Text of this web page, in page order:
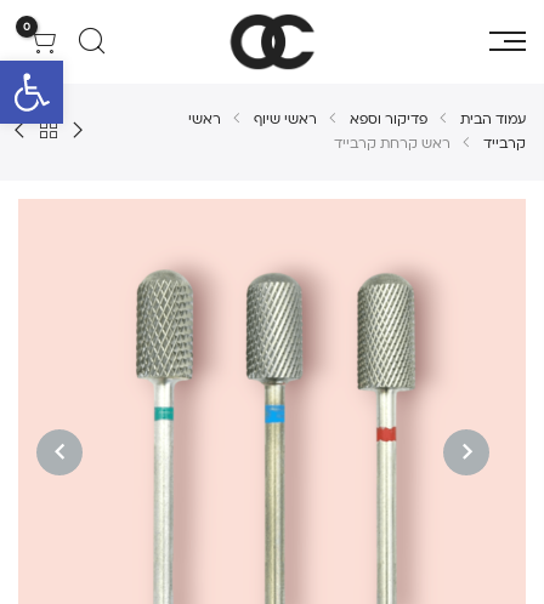
פתח
0
עמוד הבית פדיקור וספא ראשי שיוף
ראשי
קרבייד
ראש קרחת קרבייד